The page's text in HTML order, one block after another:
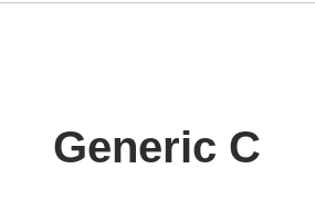
Generic C